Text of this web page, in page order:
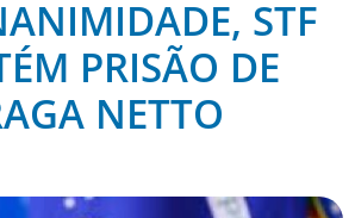
STF
PRISÃO DE
NETTO